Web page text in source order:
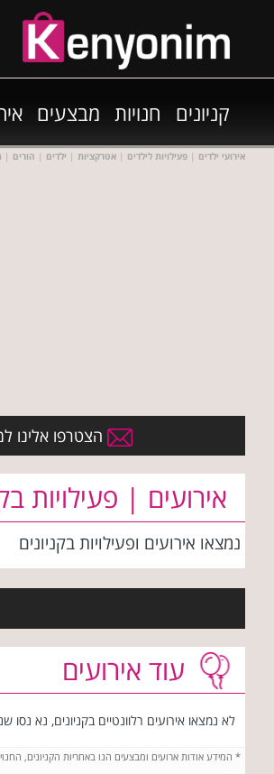
קניונים חנויות מבצעים
אירועי ילדים | פעילויות לילדים | אטרקציות | ילדים | הורים |
הצטרפו אלינו
אירועים | פעילויות
נמצאו אירועים ופעילויות בקניונים
עוד אירועים
לא נמצאו אירועים רלוונטיים בקניונים, נא נסו
* המידע אודות ארועים ומבצעים הנו באחריות הקניונים,